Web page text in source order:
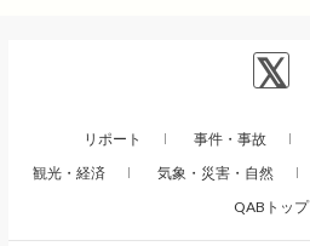
リポート 事件・事故
観光・経済
気象・災害・自然
QABトップ